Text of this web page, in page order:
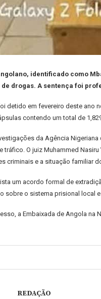
identificado como
drogas. A sentença foi
detido em fevereiro deste ano
contendo um total de
da Agência
tráfico. O juiz Muhammed
criminais e a situação familiar
um acordo formal de
sobre o sistema prisional local
a Embaixada de Angola
REDAÇÃO